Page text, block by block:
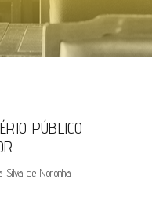
PÚBLICO
Silva de Noronha